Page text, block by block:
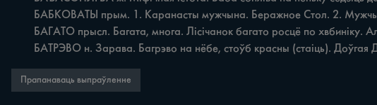
БАТРЭВО н. Зарава. Багрэво на нёбе, стоўб красны (стаіць).
Прапанаваць выпраўленне